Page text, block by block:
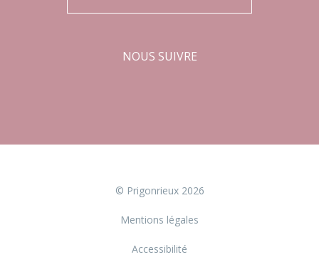
NOUS SUIVRE
© Prigonrieux 2026
Mentions légales
Accessibilité